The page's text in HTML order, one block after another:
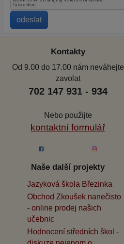
Kontakty
Od 9.00 do 17.00 nám neváhejte
zavolat
702 147 931 - 934
Nebo použijte
kontaktní formulář
Naše další projekty
Jazyková škola Březinka
Obchod Zkoušek nanečisto
- online prodej našich
učebnic
Hodnocení středních škol -